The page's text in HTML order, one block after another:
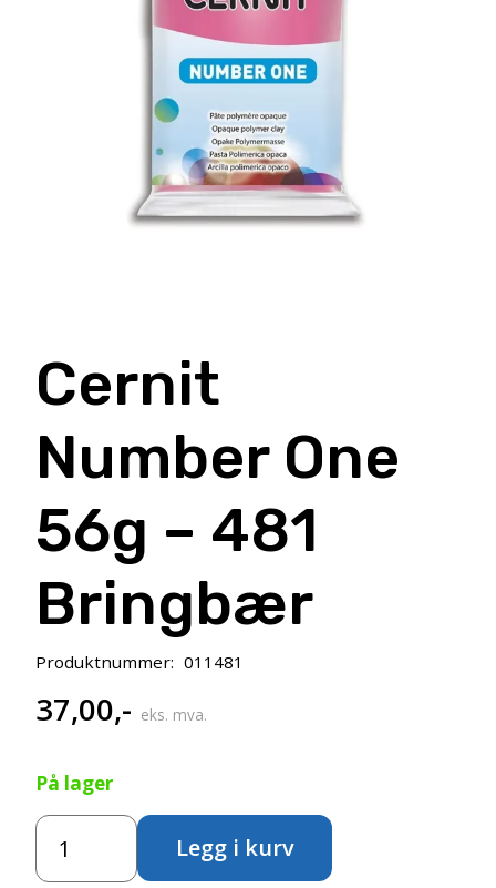
Cernit
Number One
56g – 481
Bringbær
Produktnummer: 011481
37,00,- eks. mva.
På lager
Cernit
Number
One
Legg i kurv